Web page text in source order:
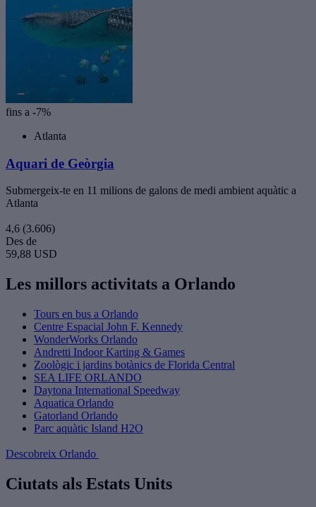
fins a -7%
Atlanta
Aquari de Geòrgia
Submergeix-te en 11 milions de galons de medi ambient aquàtic a
Atlanta
4,6 (3.606)
Des de
59,88 USD
Les millors activitats a Orlando
Tours en bus a Orlando
Centre Espacial John F. Kennedy
WonderWorks Orlando
Andretti Indoor Karting & Games
Zoològic i jardins botànics de Florida Central
SEA LIFE ORLANDO
Daytona International Speedway
Aquatica Orlando
Gatorland Orlando
Parc aquàtic Island H2O
Descobreix Orlando
Ciutats als Estats Units